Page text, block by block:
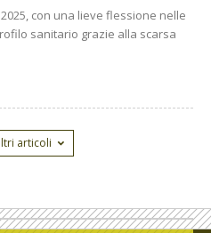
con una lieve flessione nelle
sanitario grazie alla scarsa
articoli